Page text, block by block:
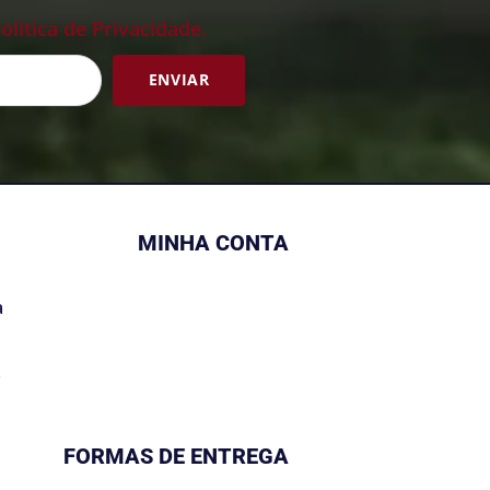
de Privacidade.
ENVIAR
MINHA CONTA
FORMAS DE ENTREGA